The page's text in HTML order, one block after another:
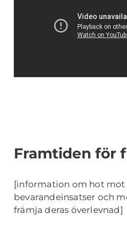
Framtiden för
[information om hot mot
bevarandeinsatser och
främja deras överlevnad]